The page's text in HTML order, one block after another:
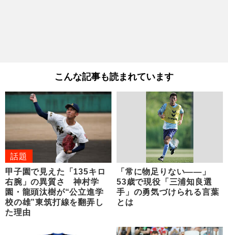
こんな記事も読まれています
話題
甲子園で見えた「135キロ
右腕」の異質さ 神村学
園・龍頭汰樹が“公立進学
校の雄”東筑打線を翻弄し
た理由
「常に物足りない――」
53歳で現役「三浦知良選
手」の勇気づけられる言葉
とは